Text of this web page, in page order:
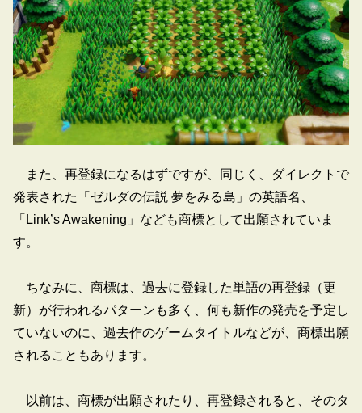
また、再登録になるはずですが、同じく、ダイレクトで
発表された「ゼルダの伝説 夢をみる島」の英語名、
「Link’s Awakening」なども商標として出願されていま
す。
ちなみに、商標は、過去に登録した単語の再登録（更
新）が行われるパターンも多く、何も新作の発売を予定し
ていないのに、過去作のゲームタイトルなどが、商標出願
されることもあります。
以前は、商標が出願されたり、再登録されると、そのタ